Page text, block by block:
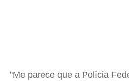
"Me parece que a Polícia